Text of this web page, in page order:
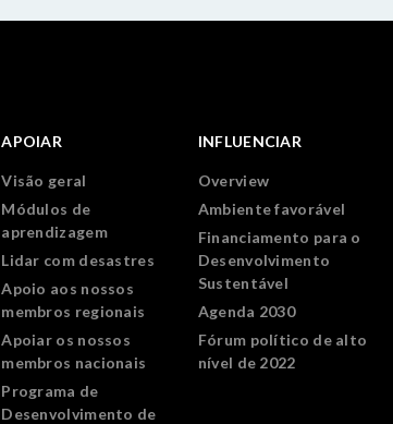
APOIAR
Visão geral
Módulos de
aprendizagem
Lidar com desastres
Apoio aos nossos
membros regionais
Apoiar os nossos
membros nacionais
Programa de
Desenvolvimento de
INFLUENCIAR
Overview
Ambiente favorável
Financiamento para o
Desenvolvimento
Sustentável
Agenda 2030
Fórum político de alto
nível de 2022